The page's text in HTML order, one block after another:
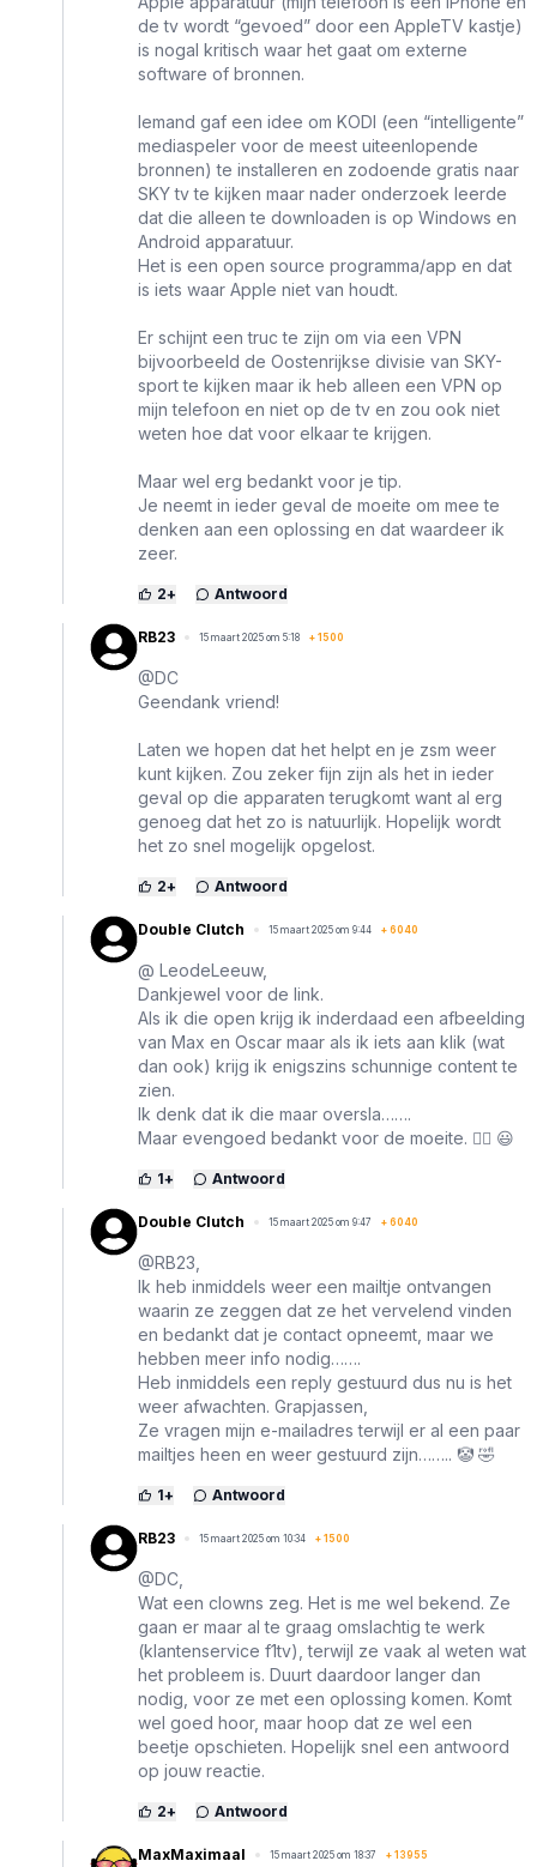
de tv wordt “gevoed” door een AppleTV kastje)
is nogal kritisch waar het gaat om externe
software of bronnen.
Iemand gaf een idee om KODI (een “intelligente”
mediaspeler voor de meest uiteenlopende
bronnen) te installeren en zodoende gratis naar
SKY tv te kijken maar nader onderzoek leerde
dat die alleen te downloaden is op Windows en
Android apparatuur.
Het is een open source programma/app en dat
is iets waar Apple niet van houdt.
Er schijnt een truc te zijn om via een VPN
bijvoorbeeld de Oostenrijkse divisie van SKY-
sport te kijken maar ik heb alleen een VPN op
mijn telefoon en niet op de tv en zou ook niet
weten hoe dat voor elkaar te krijgen.
Maar wel erg bedankt voor je tip.
Je neemt in ieder geval de moeite om mee te
denken aan een oplossing en dat waardeer ik
zeer.
2+ Antwoord
RB23 15 maart 2025 om 5:18 + 1500
@DC
Geendank vriend!
Laten we hopen dat het helpt en je zsm weer
kunt kijken. Zou zeker fijn zijn als het in ieder
geval op die apparaten terugkomt want al erg
genoeg dat het zo is natuurlijk. Hopelijk wordt
het zo snel mogelijk opgelost.
2+ Antwoord
Double Clutch 15 maart 2025 om 9:44 + 6040
@ LeodeLeeuw,
Dankjewel voor de link.
Als ik die open krijg ik inderdaad een afbeelding
van Max en Oscar maar als ik iets aan klik (wat
dan ook) krijg ik enigszins schunnige content te
zien.
Ik denk dat ik die maar oversla…….
Maar evengoed bedankt voor de moeite. 👍🏼 😃
1+ Antwoord
Double Clutch 15 maart 2025 om 9:47 + 6040
@RB23,
Ik heb inmiddels weer een mailtje ontvangen
waarin ze zeggen dat ze het vervelend vinden
en bedankt dat je contact opneemt, maar we
hebben meer info nodig…….
Heb inmiddels een reply gestuurd dus nu is het
weer afwachten. Grapjassen,
Ze vragen mijn e-mailadres terwijl er al een paar
mailtjes heen en weer gestuurd zijn…….. 🤡 🤣
1+ Antwoord
RB23 15 maart 2025 om 10:34 + 1500
@DC,
Wat een clowns zeg. Het is me wel bekend. Ze
gaan er maar al te graag omslachtig te werk
(klantenservice f1tv), terwijl ze vaak al weten wat
het probleem is. Duurt daardoor langer dan
nodig, voor ze met een oplossing komen. Komt
wel goed hoor, maar hoop dat ze wel een
beetje opschieten. Hopelijk snel een antwoord
op jouw reactie.
2+ Antwoord
MaxMaximaal 15 maart 2025 om 18:37 + 13955